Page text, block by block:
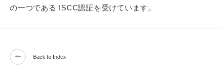
の一つである ISCC認証を受けています。
Back to Index